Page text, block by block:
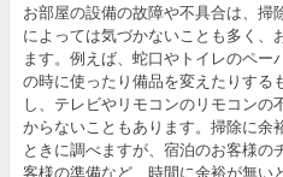
お部屋の設備の故障や不具合は、掃
によっては気づかないことも多く、
ます。例えば、蛇口やトイレのペ
の時に使ったり備品を変えたりする
し、テレビやリモコンのリモコンの
からないこともあります。掃除に余
ときに調べますが、宿泊のお客様の
客様の準備など、時間に余裕が無い